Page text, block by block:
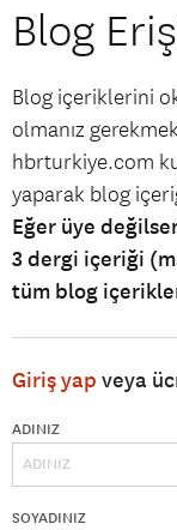
Blog
Blog içeriklerini
olmanız
hbrturkiye.com
yaparak blog
Eğer üye
3 dergi içeriği
tüm blog
Giriş yap veya
ADINIZ
SOYADINIZ